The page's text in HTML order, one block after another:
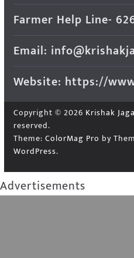
Farmer Help Line-
Email:
Website: https://
Copyright © 2026 Krishak
reserved.
Theme: ColorMag Pro by
WordPress.
Advertisements